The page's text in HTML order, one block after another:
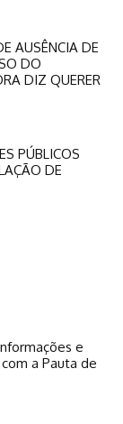
AUSÊNCIA DE
DO
DIZ QUERER
PÚBLICOS
DE
e
a Pauta de